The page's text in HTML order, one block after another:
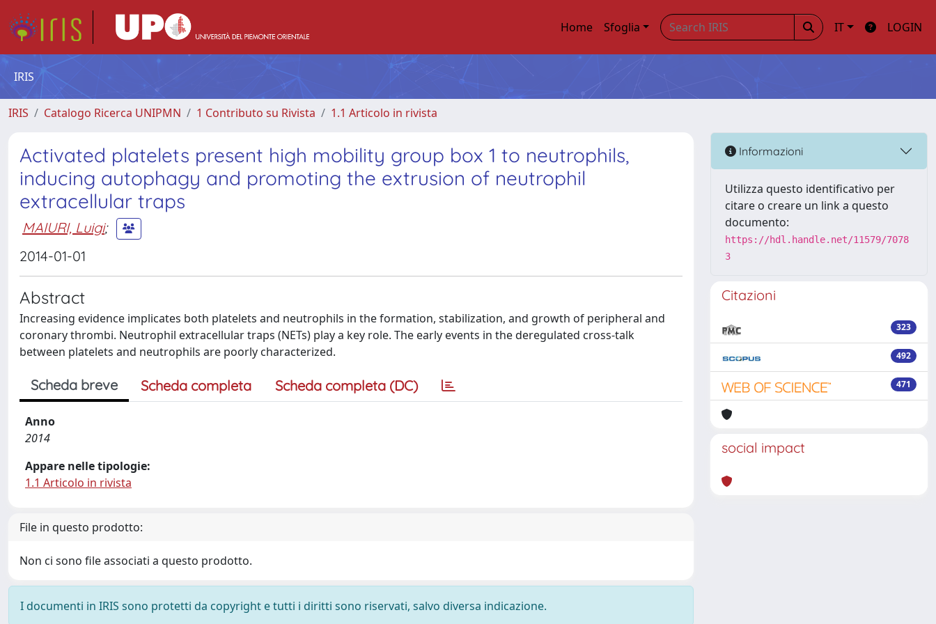
Home Sfoglia IT LOGIN
IRIS
IRIS Catalogo Ricerca UNIPMN 1 Contributo su Rivista 1.1 Articolo in rivista
Activated platelets present high mobility group box 1 to neutrophils,
inducing autophagy and promoting the extrusion of neutrophil
extracellular traps
MAIURI, Luigi;
2014-01-01
Abstract
Increasing evidence implicates both platelets and neutrophils in the formation, stabilization, and growth of peripheral and
coronary thrombi. Neutrophil extracellular traps (NETs) play a key role. The early events in the deregulated cross-talk
between platelets and neutrophils are poorly characterized.
Scheda breve Scheda completa Scheda completa (DC)
Anno
2014
Appare nelle tipologie:
1.1 Articolo in rivista
File in questo prodotto:
Non ci sono file associati a questo prodotto.
I documenti in IRIS sono protetti da copyright e tutti i diritti sono riservati, salvo diversa indicazione.
Informazioni
Utilizza questo identificativo per
citare o creare un link a questo
documento:
https://hdl.handle.net/11579/7078
3
Citazioni
323
492
471
social impact